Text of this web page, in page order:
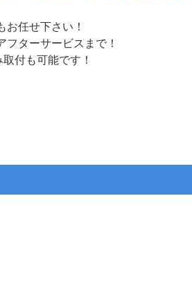
任せ下さい！
ターサービスまで！
付も可能です！